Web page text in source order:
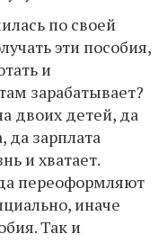
по своей
эти пособия,
и
зарабатывает?
двоих детей, да
да зарплата
и хватает.
переоформляют
иначе
Так и